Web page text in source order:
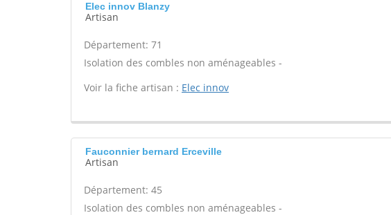
Elec innov Blanzy
Artisan
Département: 71
Isolation des combles non aménageables -
Voir la fiche artisan : Elec innov
Fauconnier bernard Erceville
Artisan
Département: 45
Isolation des combles non aménageables -